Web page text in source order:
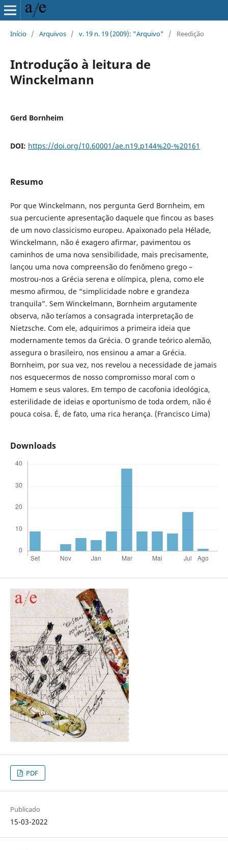
Início / Arquivos / v. 19 n. 19 (2009): "Arquivo" / Reedição
Introdução à leitura de
Winckelmann
Gerd Bornheim
DOI: https://doi.org/10.60001/ae.n19.p144%20-%20161
Resumo
Por que Winckelmann, nos pergunta Gerd Bornheim, em
sua percuciente apresentação daquele que fincou as bases
de um novo classicismo europeu. Apaixonado pela Hélade,
Winckelmann, não é exagero afirmar, pavimentou os
caminhos de uma nova sensibilidade, mais precisamente,
lançou uma nova compreensão do fenômeno grego –
mostrou-nos a Grécia serena e olímpica, plena, como ele
mesmo afirmou, de “simplicidade nobre e grandeza
tranquila”. Sem Winckelmann, Bornheim argutamente
observa, não teríamos a consagrada interpretação de
Nietzsche. Com ele, adquirimos a primeira ideia que
modernamente temos da Grécia. O grande teórico alemão,
assegura o brasileiro, nos ensinou a amar a Grécia.
Bornheim, por sua vez, nos revelou a necessidade de jamais
nos esquecermos de nosso compromisso moral com o
Homem e seus valores. Em tempo de cacofonia ideológica,
esterilidade de ideias e oportunismo de toda ordem, não é
pouca coisa. É, de fato, uma rica herança. (Francisco Lima)
Downloads
PDF
Publicado
15-03-2022